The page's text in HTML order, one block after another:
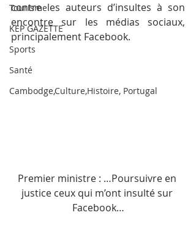
Tourisme
KEP GAZETTE
Sports
Santé
Cambodge,Culture,Histoire, Portugal
contre les auteurs d’insultes à son
encontre sur les médias sociaux,
principalement Facebook.
Premier ministre : …Poursuivre en
justice ceux qui m’ont insulté sur
Facebook…